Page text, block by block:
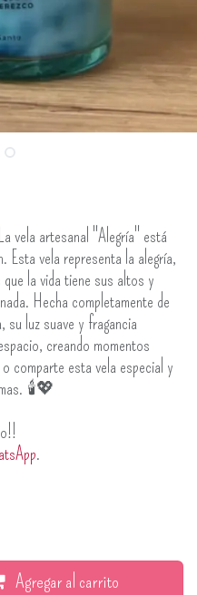
vela artesanal "Alegría" está
Esta vela representa la alegría,
la vida tiene sus altos y
Hecha completamente de
su luz suave y fragancia
creando momentos
comparte esta vela especial y
🕯️💖
.
Agregar al carrito